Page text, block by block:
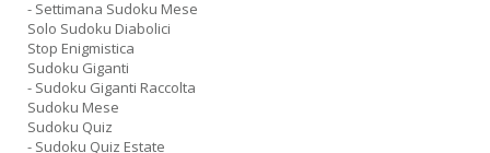
- Settimana Sudoku Mese
Solo Sudoku Diabolici
Stop Enigmistica
Sudoku Giganti
- Sudoku Giganti Raccolta
Sudoku Mese
Sudoku Quiz
- Sudoku Quiz Estate